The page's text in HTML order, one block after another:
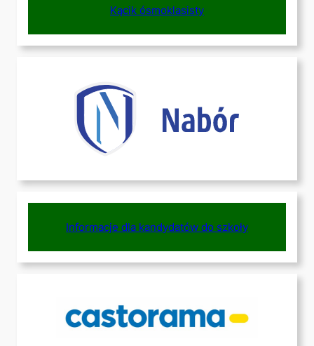
Kącik ósmoklasisty
Informacje dla kandydatów do szkoły